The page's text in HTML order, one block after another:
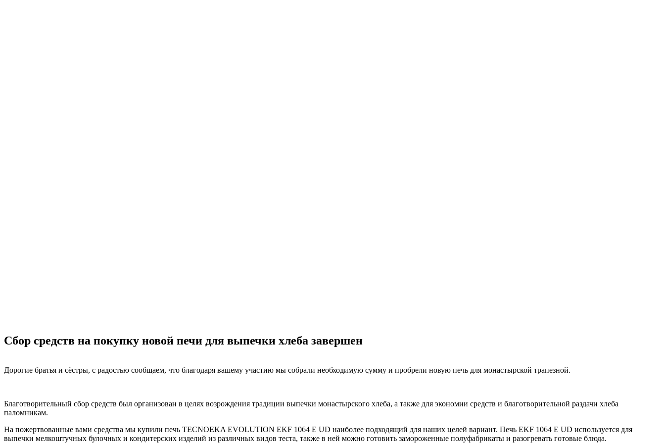
Сбор средств на покупку новой печи для выпечки хлеба завершен
Дорогие братья и сёстры, с радостью сообщаем, что благодаря вашему участию мы собрали необходимую сумму и пробрели новую печь для монастырской трапезной.
Благотворительный сбор средств был организован в целях возрождения традиции выпечки монастырского хлеба, а также для экономии средств и благотворительной раздачи хлеба
паломникам.
На пожертвованные вами средства мы купили печь TECNOEKA EVOLUTION EKF 1064 E UD наиболее подходящий для наших целей вариант. Печь EKF 1064 E UD используется для
выпечки мелкоштучных булочных и кондитерских изделий из различных видов теста, также в ней можно готовить замороженные полуфабрикаты и разогревать готовые блюда.